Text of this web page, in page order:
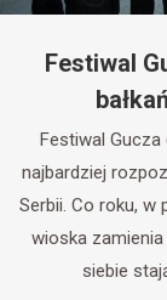
Festiwal
Festiwal
najbardziej
Serbii. Co roku, w
wioska
siebie